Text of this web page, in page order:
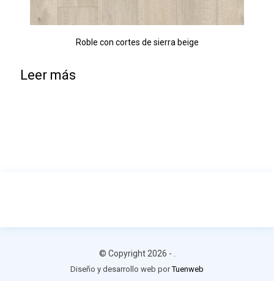
Roble con cortes de sierra beige
Leer más
© Copyright 2026 -
Diseño y desarrollo web porTuenweb